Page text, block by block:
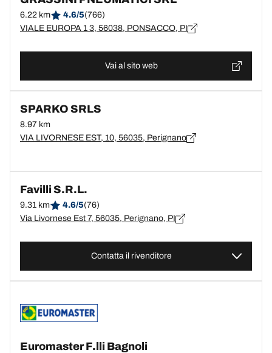
6.22 km 4.6/5(766)
VIALE EUROPA 1 3, 56038, PONSACCO, PI
Vai al sito web
SPARKO SRLS
8.97 km
VIA LIVORNESE EST, 10, 56035, Perignano
Favilli S.R.L.
9.31 km 4.6/5(76)
Via Livornese Est 7, 56035, Perignano, PI
Contatta il rivenditore
Euromaster F.lli Bagnoli